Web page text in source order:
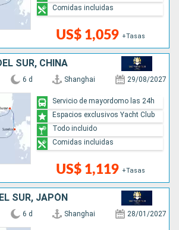
US$ 1,059 +Tasas
Comidas incluidas
SUR, CHINA
6 d Shanghai 29/08/2027
US$ 1,119 +Tasas
Servicio de mayordomo las 24h
Espacios exclusivos Yacht Club
Todo incluido
Comidas incluidas
SUR, JAPÓN
6 d Shanghai 28/01/2027